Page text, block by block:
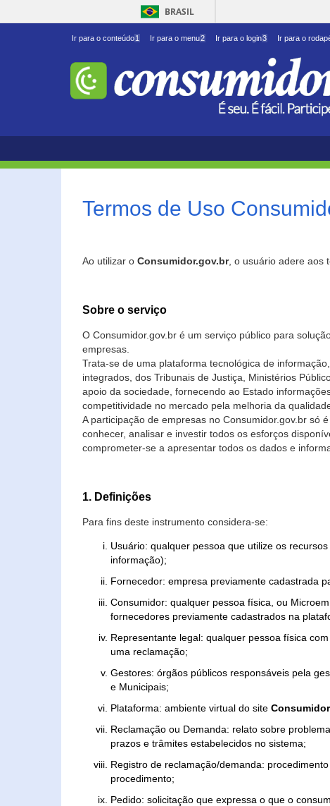
BRASIL
Ir para o conteúdo1 Ir para o menu2 Ir para o login3 Ir para o
Termos de Uso
Ao utilizar o Consumidor.gov.br, o usuário adere aos
Sobre o serviço
O Consumidor.gov.br é um serviço público para
empresas.
Trata-se de uma plataforma tecnológica de
integrados, dos Tribunais de Justiça, Ministérios
apoio da sociedade, fornecendo ao Estado
competitividade no mercado pela melhoria da
A participação de empresas no Consumidor.gov.br só
conhecer, analisar e investir todos os esforços
comprometer-se a apresentar todos os dados e
1. Definições
Para fins deste instrumento considera-se:
Usuário: qualquer pessoa que utilize os
informação);
Fornecedor: empresa previamente cadastrada
Consumidor: qualquer pessoa física, ou
fornecedores previamente cadastrados na
Representante legal: qualquer pessoa física
uma reclamação;
Gestores: órgãos públicos responsáveis pela
e Municipais;
Plataforma: ambiente virtual do site
Reclamação ou Demanda: relato sobre
prazos e trâmites estabelecidos no sistema;
Registro de reclamação/demanda:
procedimento;
Pedido: solicitação que expressa o que o